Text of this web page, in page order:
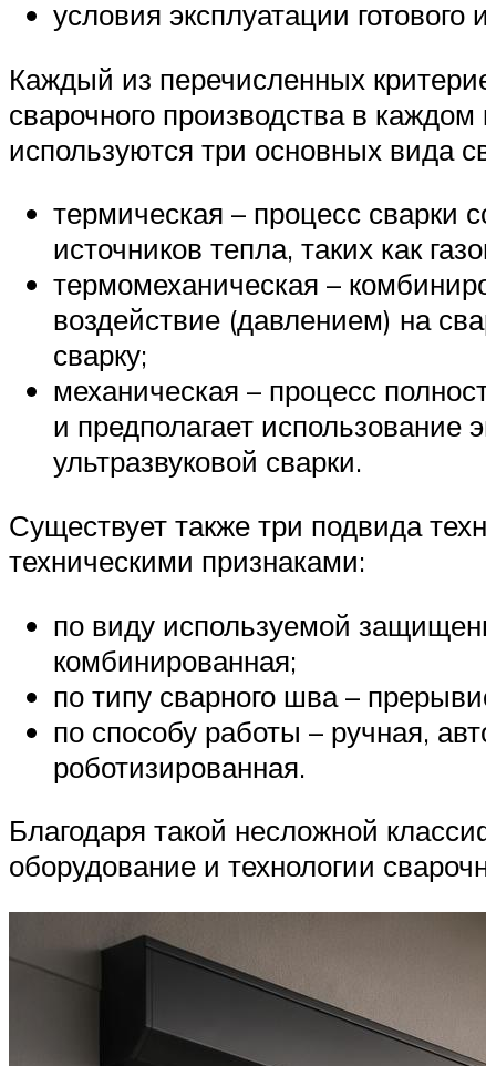
условия эксплуатации готового
Каждый из перечисленных
сварочного производства в
используются три основных вида
термическая – процесс сварки
источников тепла, таких как
термомеханическая –
воздействие (давлением) на
сварку;
механическая – процесс
и предполагает
ультразвуковой сварки.
Существует также три подвида
техническими признаками:
по виду используемой
комбинированная;
по типу сварного шва –
по способу работы – ручная,
роботизированная.
Благодаря такой несложной
оборудование и технологии